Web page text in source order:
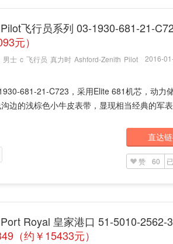
飞行员系列 03-1930-681-21-
元）
2016-
男士 c 飞行员 真力时 Ashford-Zenith Pilot
681-21-C723，采用Elite 681机芯，动力
边的浅棕色小牛皮表带，显现相当经典的军
直达
赞 60
Royal 皇家港口 51-5010-2562-
（约￥15433元）